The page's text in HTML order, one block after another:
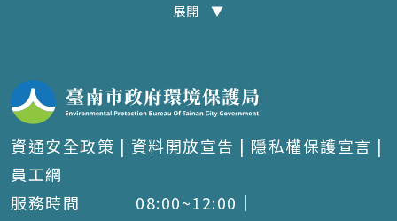
展開 ▼
資通安全政策 | 資料開放宣告 | 隱私權保護宣言 |
員工網
服務時間
08:00~12:00｜